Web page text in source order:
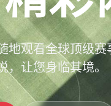
地观看全球顶级
，让您身临其境。